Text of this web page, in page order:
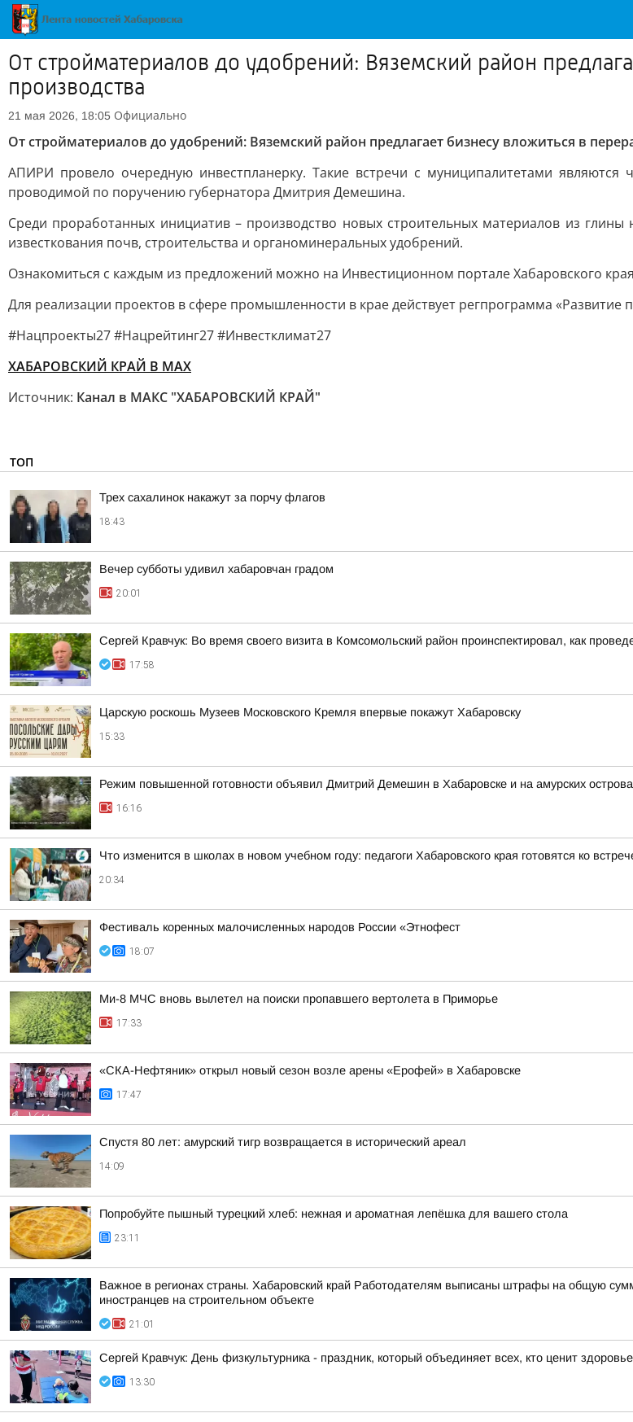
От стройматериалов до удобрений: Вяземский район
производства
21 мая 2026, 18:05 Официально
От стройматериалов до удобрений: Вяземский район предлагает бизнесу вложиться в
АПИРИ провело очередную инвестпланерку. Такие встречи с муниципалитетами
проводимой по поручению губернатора Дмитрия Демешина.
Среди проработанных инициатив – производство новых строительных материалов из
известкования почв, строительства и органоминеральных удобрений.
Ознакомиться с каждым из предложений можно на Инвестиционном портале Хабаровского
Для реализации проектов в сфере промышленности в крае действует регпрограмма
#Нацпроекты27 #Нацрейтинг27 #Инвестклимат27
ХАБАРОВСКИЙ КРАЙ В МАХ
Источник: Канал в МАКС "ХАБАРОВСКИЙ КРАЙ"
ТОП
Трех сахалинок накажут за порчу флагов
18:43
Вечер субботы удивил хабаровчан градом
20:01
Сергей Кравчук: Во время своего визита в Комсомольский район проинспектировал, как
17:58
Царскую роскошь Музеев Московского Кремля впервые покажут Хабаровску
15:33
Режим повышенной готовности объявил Дмитрий Демешин в Хабаровске и на амурских
16:16
Что изменится в школах в новом учебном году: педагоги Хабаровского края готовятся ко
20:34
Фестиваль коренных малочисленных народов России «Этнофест
18:07
Ми-8 МЧС вновь вылетел на поиски пропавшего вертолета в Приморье
17:33
«СКА-Нефтяник» открыл новый сезон возле арены «Ерофей» в Хабаровске
17:47
Спустя 80 лет: амурский тигр возвращается в исторический ареал
14:09
Попробуйте пышный турецкий хлеб: нежная и ароматная лепёшка для вашего стола
23:11
Важное в регионах страны. Хабаровский край Работодателям выписаны штрафы на общую
иностранцев на строительном объекте
21:01
Сергей Кравчук: День физкультурника - праздник, который объединяет всех, кто ценит
13:30